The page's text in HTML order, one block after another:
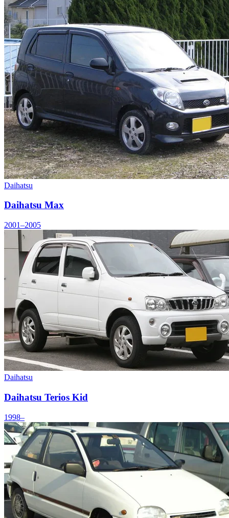
Daihatsu
Daihatsu Max
2001–2005
Daihatsu
Daihatsu Terios Kid
1998–